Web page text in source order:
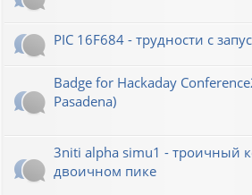
PIC 16F684 - трудности с
Badge for Hackaday
Pasadena)
3niti alpha simu1 - троичный
двоичном пике